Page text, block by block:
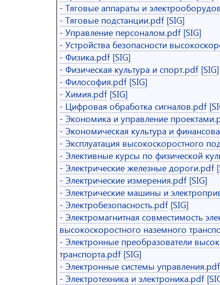
- Тяговые аппараты и
- Тяговые подстанции.pdf [SIG]
- Управление персоналом.pdf [SIG]
- Устройства безопасности
- Физика.pdf [SIG]
- Физическая культура и спорт.pdf [SIG]
- Философия.pdf [SIG]
- Химия.pdf [SIG]
- Цифровая обработка сигналов.pdf
- Экономика и управление
- Экономическая культура и
- Эксплуатация высокоскоростного
- Элективные курсы по физической
- Электрические железные дороги.pdf
- Электрические измерения.pdf [SIG]
- Электрические машины и
- Электробезопасность.pdf [SIG]
- Электромагнитная совместимость
высокоскоростного наземного
- Электронные преобразователи
транспорта.pdf [SIG]
- Электронные системы управления.pdf
- Электротехника и электроника.pdf